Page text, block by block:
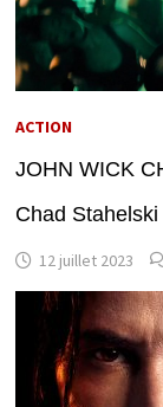
ACTION
JOHN WICK
Chad
12 juillet 2023